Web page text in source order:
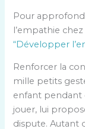
Pour
l’empathie
“Développer
Renforcer la
mille petits
enfant pendant
jouer, lui
dispute. Autant